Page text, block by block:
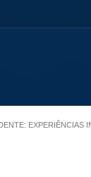
EXPERIÊNCIAS